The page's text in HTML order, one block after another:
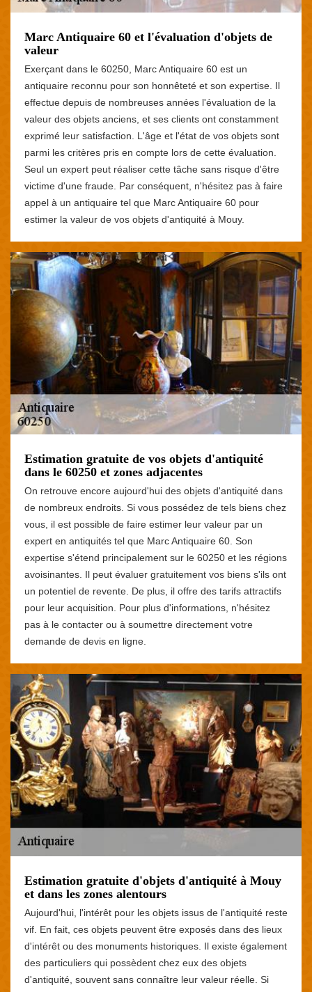
Marc Antiquaire 60 et l'évaluation d'objets de
valeur
Exerçant dans le 60250, Marc Antiquaire 60 est un
antiquaire reconnu pour son honnêteté et son expertise. Il
effectue depuis de nombreuses années l'évaluation de la
valeur des objets anciens, et ses clients ont constamment
exprimé leur satisfaction. L'âge et l'état de vos objets sont
parmi les critères pris en compte lors de cette évaluation.
Seul un expert peut réaliser cette tâche sans risque d'être
victime d'une fraude. Par conséquent, n'hésitez pas à faire
appel à un antiquaire tel que Marc Antiquaire 60 pour
estimer la valeur de vos objets d'antiquité à Mouy.
Estimation gratuite de vos objets d'antiquité
dans le 60250 et zones adjacentes
On retrouve encore aujourd'hui des objets d'antiquité dans
de nombreux endroits. Si vous possédez de tels biens chez
vous, il est possible de faire estimer leur valeur par un
expert en antiquités tel que Marc Antiquaire 60. Son
expertise s'étend principalement sur le 60250 et les régions
avoisinantes. Il peut évaluer gratuitement vos biens s'ils ont
un potentiel de revente. De plus, il offre des tarifs attractifs
pour leur acquisition. Pour plus d'informations, n'hésitez
pas à le contacter ou à soumettre directement votre
demande de devis en ligne.
Estimation gratuite d'objets d'antiquité à Mouy
et dans les zones alentours
Aujourd'hui, l'intérêt pour les objets issus de l'antiquité reste
vif. En fait, ces objets peuvent être exposés dans des lieux
d'intérêt ou des monuments historiques. Il existe également
des particuliers qui possèdent chez eux des objets
d'antiquité, souvent sans connaître leur valeur réelle. Si